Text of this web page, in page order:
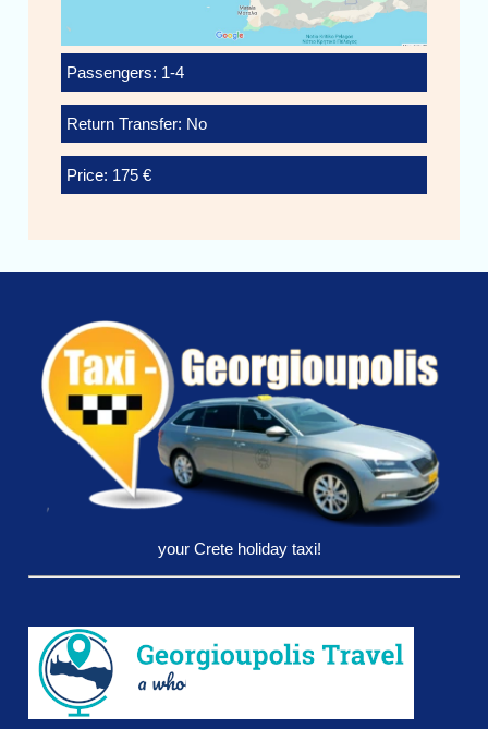
Passengers: 1-4
Return Transfer: No
Price: 175 €
your Crete holiday taxi!